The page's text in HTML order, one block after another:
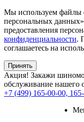
Мы используем файлы
персональных
предоставления
конфиденциальности.
соглашаетесь на
Принять
Акция! Закажи
обслуживание нашего
+7 (499) 165-00-00,